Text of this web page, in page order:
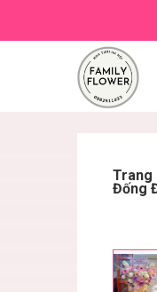
Trang
Đống